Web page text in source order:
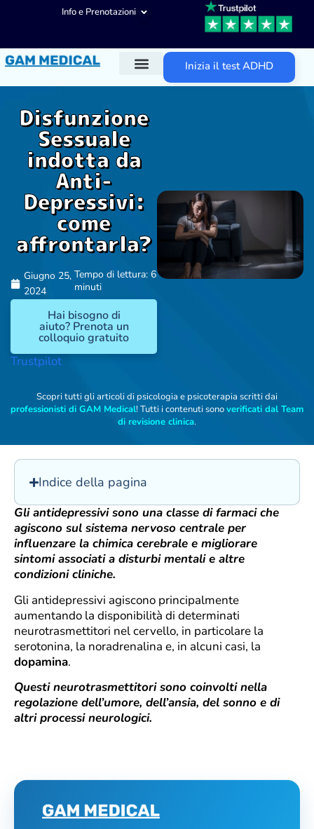
Info e Prenotazioni
Inizia il test ADHD
Disfunzione
Sessuale
indotta da
Anti-
Depressivi:
come
affrontarla?
Giugno 25,
2024
Tempo di lettura: 6
minuti
Hai bisogno di
aiuto? Prenota un
colloquio gratuito
Trustpilot
Scopri tutti gli articoli di psicologia e psicoterapia scritti dai
professionisti di GAM Medical! Tutti i contenuti sonoverificati dal Team
di revisione clinica.
Indice della pagina
Gli antidepressivi sono una classe di farmaci che
agiscono sul sistema nervoso centrale per
influenzare la chimica cerebrale e migliorare
sintomi associati a disturbi mentali e altre
condizioni cliniche.
Gli antidepressivi agiscono principalmente
aumentando la disponibilità di determinati
neurotrasmettitori nel cervello, in particolare la
serotonina, la noradrenalina e, in alcuni casi, la
dopamina.
Questi neurotrasmettitori sono coinvolti nella
regolazione dell’umore, dell’ansia, del sonno e di
altri processi neurologici.